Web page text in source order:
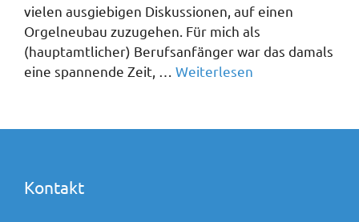
vielen ausgiebigen Diskussionen, auf einen
Orgelneubau zuzugehen. Für mich als
(hauptamtlicher) Berufsanfänger war das damals
eine spannende Zeit, … Weiterlesen
Kontakt